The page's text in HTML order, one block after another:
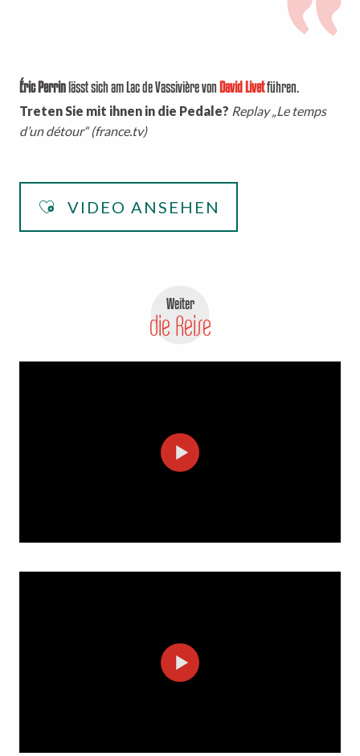
Éric Perrinlässt sich am Lac de Vassivière von David Livetführen.
Treten Sie mit ihnen in die Pedale? Replay „Le temps
d’un détour“ (france.tv)
VIDEO ANSEHEN
Weiter
die Reise